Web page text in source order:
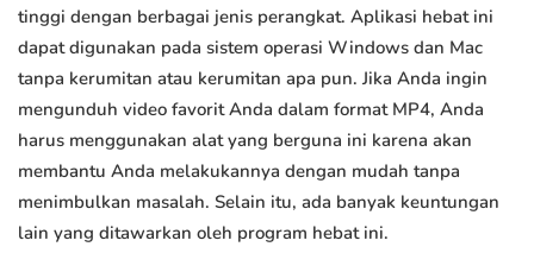
tinggi dengan berbagai jenis perangkat. Aplikasi hebat ini
dapat digunakan pada sistem operasi Windows dan Mac
tanpa kerumitan atau kerumitan apa pun. Jika Anda ingin
mengunduh video favorit Anda dalam format MP4, Anda
harus menggunakan alat yang berguna ini karena akan
membantu Anda melakukannya dengan mudah tanpa
menimbulkan masalah. Selain itu, ada banyak keuntungan
lain yang ditawarkan oleh program hebat ini.